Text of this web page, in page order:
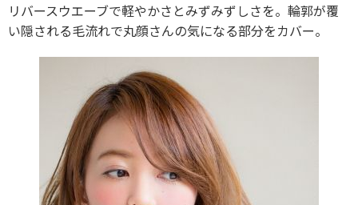
リバースウエーブで軽やかさとみずみずしさを。輪郭が覆
い隠される毛流れで丸顔さんの気になる部分をカバー。